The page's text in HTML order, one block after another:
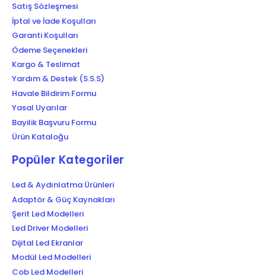
Satış Sözleşmesi
İptal ve İade Koşulları
Garanti Koşulları
Ödeme Seçenekleri
Kargo & Teslimat
Yardım & Destek (S.S.S)
Havale Bildirim Formu
Yasal Uyarılar
Bayilik Başvuru Formu
Ürün Kataloğu
Popüler Kategoriler
Led & Aydınlatma Ürünleri
Adaptör & Güç Kaynakları
Şerit Led Modelleri
Led Driver Modelleri
Dijital Led Ekranlar
Modül Led Modelleri
Cob Led Modelleri